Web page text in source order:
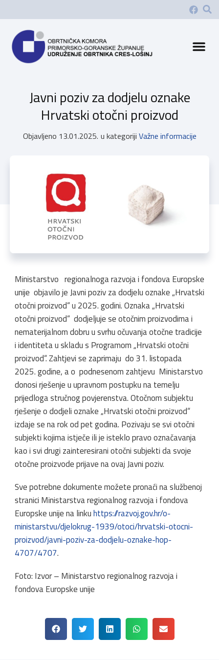
Javni poziv za dodjelu oznake
Hrvatski otočni proizvod
Objavljeno 13.01.2025. u kategoriji Važne informacije
Ministarstvo regionalnoga razvoja i fondova Europske
unije objavilo je Javni poziv za dodjelu oznake „Hrvatski
otočni proizvod“ u 2025. godini. Oznaka „Hrvatski
otočni proizvod“ dodjeljuje se otočnim proizvodima i
nematerijalnom dobru u svrhu očuvanja otočne tradicije
i identiteta u skladu s Programom „Hrvatski otočni
proizvod“. Zahtjevi se zaprimaju do 31. listopada
2025. godine, a o podnesenom zahtjevu Ministarstvo
donosi rješenje u upravnom postupku na temelju
prijedloga stručnog povjerenstva. Otočnom subjektu
rješenje o dodjeli oznake „Hrvatski otočni proizvod“
izdaje se na rok od pet godina. Pozivaju se svi otočni
subjekti kojima istječe ili je isteklo pravo označavanja
kao i svi drugi zainteresirani otočni subjekti da svoje
otočne proizvode prijave na ovaj Javni poziv.
Sve potrebne dokumente možete pronaći na službenoj
stranici Ministarstva regionalnog razvoja i fondova
Europske unije na linkuhttps://razvoj.gov.hr/o-
ministarstvu/djelokrug-1939/otoci/hrvatski-otocni-
proizvod/javni-poziv-za-dodjelu-oznake-hop-
4707/4707.
Foto: Izvor – Ministarstvo regionalnog razvoja i
fondova Europske unije